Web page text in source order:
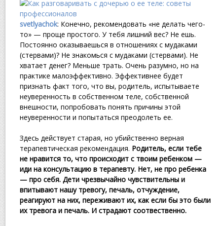
svetlyachok: Конечно, рекомендовать «не делать чего-
то» — проще простого. У тебя лишний вес? Не ешь.
Постоянно оказываешься в отношениях с мудаками
(стервами)? Не знакомься с мудаками (стервами). Не
хватает денег? Меньше трать. Очень разумно, но на
практике малоэффективно. Эффективнее будет
признать факт того, что вы, родитель, испытываете
неуверенность в собственном теле, собственной
внешности, попробовать понять причины этой
неуверенности и попытаться преодолеть ее.
Здесь действует старая, но убийственно верная
терапевтическая рекомендация. Родитель, если тебе
не нравится то, что происходит с твоим ребенком —
иди на консультацию в терапевту. Нет, не про ребенка
— про себя. Дети чрезвычайно чувствительны и
впитывают нашу тревогу, печаль, отчуждение,
реагируют на них, переживают их, как если бы это были
их тревога и печаль. И страдают соотвественно.